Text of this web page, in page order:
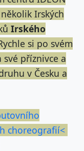
Irských
Irského
si po svém
příznivce a
v Česku a
choreografií<